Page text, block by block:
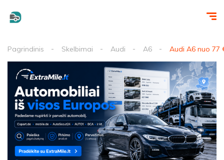
Pagrindinis Skelbimai Audi A6 Audi A6 nuo 77